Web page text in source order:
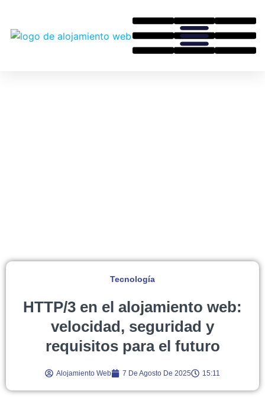
Tecnología
HTTP/3 en el alojamiento web:
velocidad, seguridad y
requisitos para el futuro
Alojamiento Web 7 De Agosto De 2025 15:11